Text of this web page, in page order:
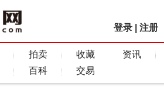
登录 注册
拍卖 收藏
资讯
百科 交易